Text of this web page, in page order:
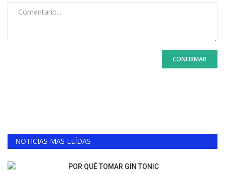
CONFIRMAR
NOTICIAS MAS LEÍDAS
POR QUÉ TOMAR GIN TONIC